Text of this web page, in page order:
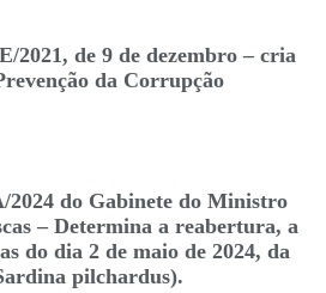
2021, de 9 de dezembro – cria
da Corrupção
2024 do Gabinete do Ministro
– Determina a reabertura, a
do dia 2 de maio de 2024, da
pilchardus).